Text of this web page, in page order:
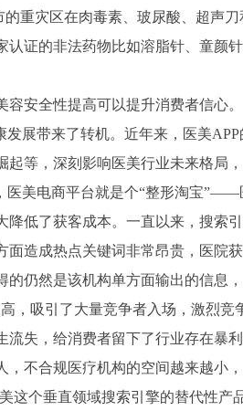
重灾区在肉毒素、玻尿酸、超声
认证的非法药物比如溶脂针、童颜
全性提高可以提升消费者信心。
发展带来了转机。近年来，医美
起等，深刻影响医美行业未来格局
美电商平台就是个“整形淘宝”——
降低了获客成本。一直以来，搜索
面造成热点关键词非常昂贵，医院
的仍然是该机构单方面输出的信息
吸引了大量竞争者入场，激烈竞
流失，给消费者留下了行业存在暴
，不合规医疗机构的空间越来越小
个垂直领域搜索引擎的替代性产